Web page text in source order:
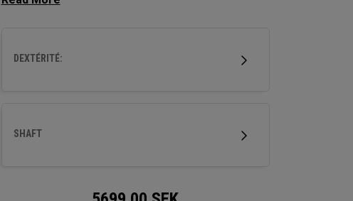
arc importants. Ce putter usiné en acier inoxydable
DEXTÉRITÉ:
SHAFT